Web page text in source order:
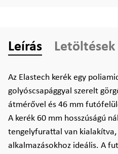
Leírás Letöltések
Az Elastech kerék egy
golyóscsapággyal szerelt
átmérővel és 46 mm
A kerék 60 mm hosszúságú
tengelyfurattal van kialakítva,
alkalmazásokhoz ideális. A